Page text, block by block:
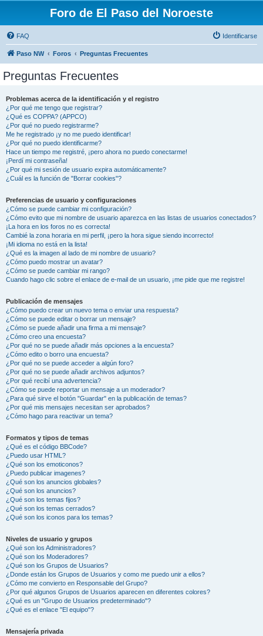
Foro de El Paso del Noroeste
FAQ Identificarse
Paso NW Foros Preguntas Frecuentes
Preguntas Frecuentes
Problemas acerca de la identificación y el registro
¿Por qué me tengo que registrar?
¿Qué es COPPA? (APPCO)
¿Por qué no puedo registrarme?
Me he registrado ¡y no me puedo identificar!
¿Por qué no puedo identificarme?
Hace un tiempo me registré, ¡pero ahora no puedo conectarme!
¡Perdí mi contraseña!
¿Por qué mi sesión de usuario expira automáticamente?
¿Cuál es la función de "Borrar cookies"?
Preferencias de usuario y configuraciones
¿Cómo se puede cambiar mi configuración?
¿Cómo evito que mi nombre de usuario aparezca en las listas de usuarios conectados?
¡La hora en los foros no es correcta!
Cambié la zona horaria en mi perfil, ¡pero la hora sigue siendo incorrecto!
¡Mi idioma no está en la lista!
¿Qué es la imagen al lado de mi nombre de usuario?
¿Cómo puedo mostrar un avatar?
¿Cómo se puede cambiar mi rango?
Cuando hago clic sobre el enlace de e-mail de un usuario, ¡me pide que me registre!
Publicación de mensajes
¿Cómo puedo crear un nuevo tema o enviar una respuesta?
¿Cómo se puede editar o borrar un mensaje?
¿Cómo se puede añadir una firma a mi mensaje?
¿Cómo creo una encuesta?
¿Por qué no se puede añadir más opciones a la encuesta?
¿Cómo edito o borro una encuesta?
¿Por qué no se puede acceder a algún foro?
¿Por qué no se puede añadir archivos adjuntos?
¿Por qué recibí una advertencia?
¿Cómo se puede reportar un mensaje a un moderador?
¿Para qué sirve el botón "Guardar" en la publicación de temas?
¿Por qué mis mensajes necesitan ser aprobados?
¿Cómo hago para reactivar un tema?
Formatos y tipos de temas
¿Qué es el código BBCode?
¿Puedo usar HTML?
¿Qué son los emoticonos?
¿Puedo publicar imagenes?
¿Qué son los anuncios globales?
¿Qué son los anuncios?
¿Qué son los temas fijos?
¿Qué son los temas cerrados?
¿Qué son los iconos para los temas?
Niveles de usuario y grupos
¿Qué son los Administradores?
¿Qué son los Moderadores?
¿Qué son los Grupos de Usuarios?
¿Donde están los Grupos de Usuarios y como me puedo unir a ellos?
¿Cómo me convierto en Responsable del Grupo?
¿Por qué algunos Grupos de Usuarios aparecen en diferentes colores?
¿Qué es un "Grupo de Usuarios predeterminado"?
¿Qué es el enlace "El equipo"?
Mensajería privada